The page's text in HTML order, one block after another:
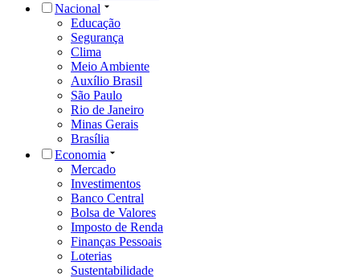
Nacional
Educação
Segurança
Clima
Meio Ambiente
Auxílio Brasil
São Paulo
Rio de Janeiro
Minas Gerais
Brasília
Economia
Mercado
Investimentos
Banco Central
Bolsa de Valores
Imposto de Renda
Finanças Pessoais
Loterias
Sustentabilidade